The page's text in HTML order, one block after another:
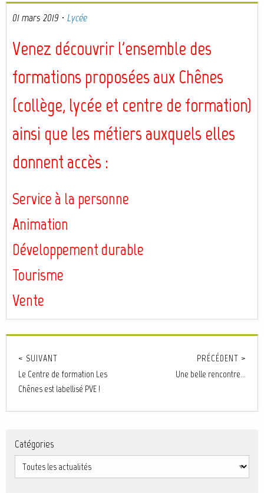
01 mars 2019 · Lycée
Venez découvrir l'ensemble des
formations proposées aux Chênes
(collège, lycée et centre de formation)
ainsi que les métiers auxquels elles
donnent accès :
Service à la personne
Animation
Développement durable
Tourisme
Vente
< SUIVANT
Le Centre de formation Les
Chênes est labellisé PVE !
PRÉCÉDENT >
Une belle rencontre...
Catégories